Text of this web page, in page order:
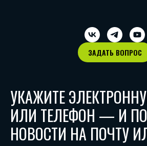
ЗАДАТЬ ВОПРОС
УКАЖИТЕ
ИЛИ ТЕЛЕФОН — И
НОВОСТИ НА ПОЧТУ